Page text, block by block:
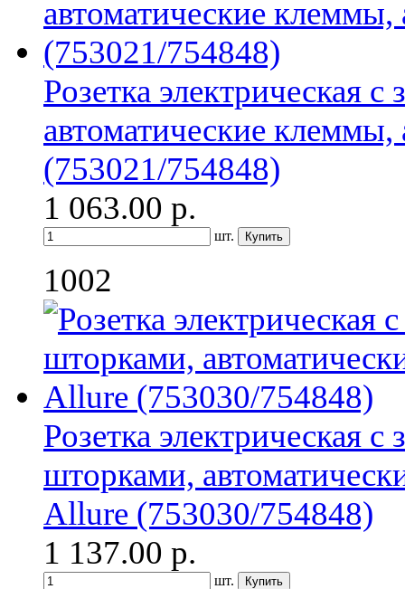
Розетка электрическая
автоматические
(753021/754848)
1 063.00 р.
шт.
1002
Розетка электрическая
шторками,
Allure (753030/754848)
1 137.00 р.
шт.